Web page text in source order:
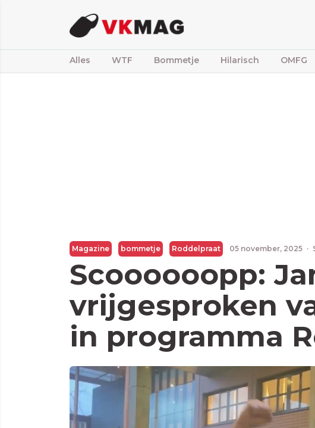
Alles WTF Bommetje Hilarisch OMFG
Magazine bommetje Roddelpraat 05 november, 2025 ·
Scoooooopp:
vrijgesproken
in programma